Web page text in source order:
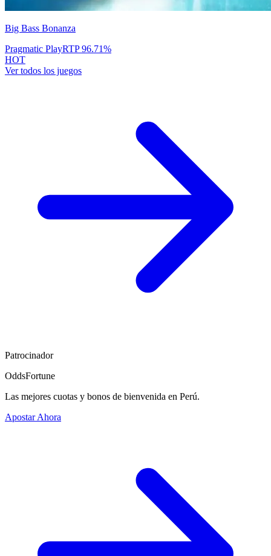
Big Bass Bonanza
Pragmatic PlayRTP96.71%
HOT
Ver todos los juegos
Patrocinador
OddsFortune
Las mejores cuotas y bonos de bienvenida en Perú.
Apostar Ahora